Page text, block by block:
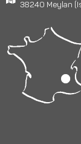
38240 Meylan